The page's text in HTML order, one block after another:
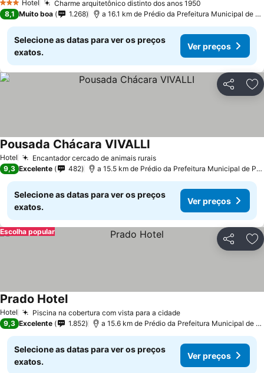
3 EstrelasHotel Charme arquitetônico distinto dos anos 1950
8,1 Muito boa 1.268 a 16.1 km de Prédio da Prefeitura Municipal de Pedreira
Selecione as datas para ver os preços
exatos.
Ver preços
Partilhar
Hotel Encantador cercado de animais rurais
Pousada Chácara VIVALLI
9,3 Excelente 482 a 15.5 km de Prédio da Prefeitura Municipal de Pedreira
Selecione as datas para ver os preços
exatos.
Ver preços
Partilhar
Escolha popular
Hotel Piscina na cobertura com vista para a cidade
Prado Hotel
9,3 Excelente 1.852 a 15.6 km de Prédio da Prefeitura Municipal de Pedreira
Selecione as datas para ver os preços
exatos.
Ver preços